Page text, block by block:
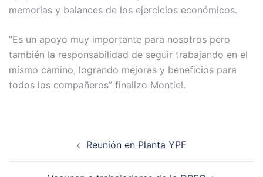
memorias y balances de los ejercicios económicos.
“Es un apoyo muy importante para nosotros pero
también la responsabilidad de seguir trabajando en el
mismo camino, logrando mejoras y beneficios para
todos los compañeros” finalizo Montiel.
Reunión en Planta YPF